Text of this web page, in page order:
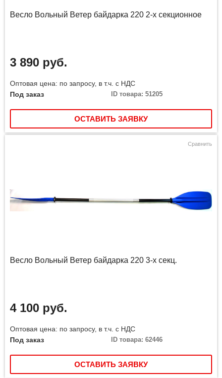
Весло Вольный Ветер байдарка 220 2-х секционное
3 890 руб.
Оптовая цена: по запросу, в т.ч. с НДС
Под заказ
ID товара: 51205
ОСТАВИТЬ ЗАЯВКУ
Сравнить
Весло Вольный Ветер байдарка 220 3-х секц.
4 100 руб.
Оптовая цена: по запросу, в т.ч. с НДС
Под заказ
ID товара: 62446
ОСТАВИТЬ ЗАЯВКУ